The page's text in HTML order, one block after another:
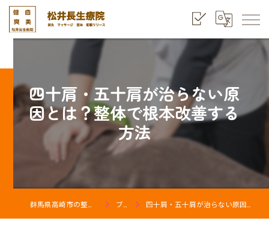
四十肩・五十肩が治らない原
因とは？整体で根本改善する
方法
ブログ 四十肩・五十肩が治らない原因とは？整体で根本改善する方法